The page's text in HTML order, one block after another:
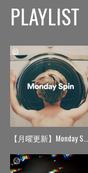
PLAYLIST
【月曜更新】Monday Spin